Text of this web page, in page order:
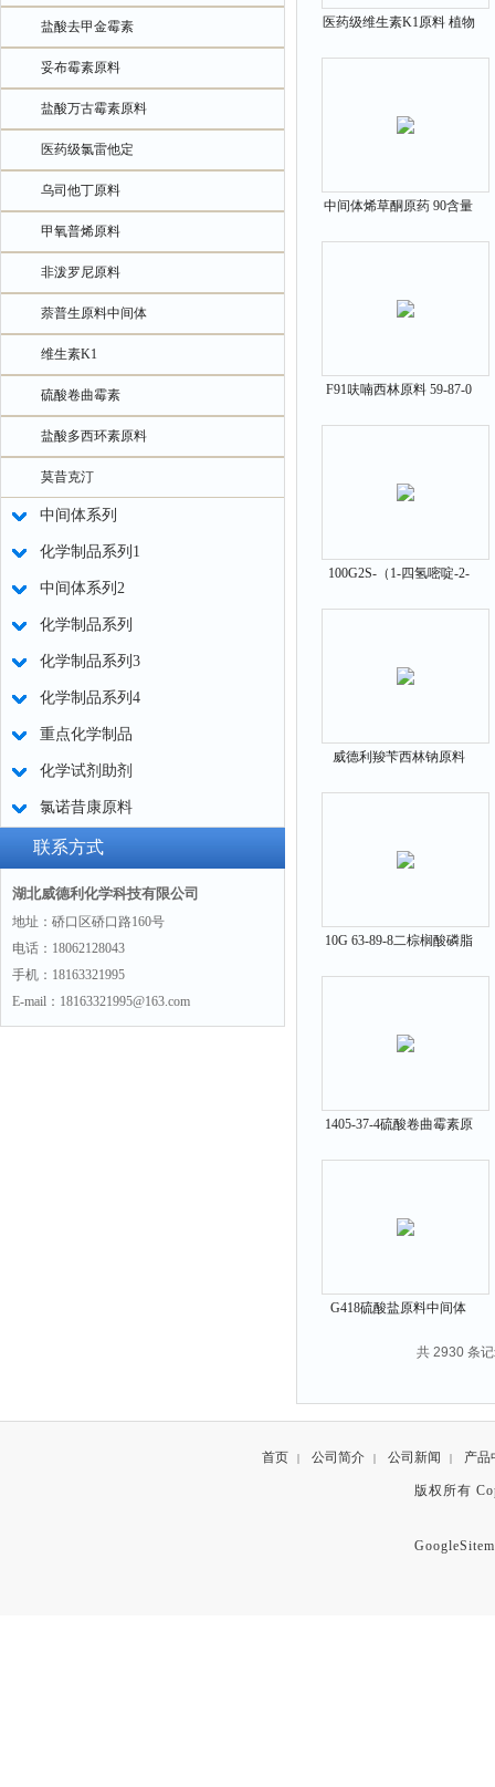
盐酸去甲金霉素
妥布霉素原料
盐酸万古霉素原料
医药级氯雷他定
乌司他丁原料
甲氧普烯原料
非泼罗尼原料
萘普生原料中间体
维生素K1
硫酸卷曲霉素
盐酸多西环素原料
莫昔克汀
中间体系列
化学制品系列1
中间体系列2
化学制品系列
化学制品系列3
化学制品系列4
重点化学制品
化学试剂助剂
氯诺昔康原料
联系方式
湖北威德利化学科技有限公司
地址：硚口区硚口路160号
电话：18062128043
手机：18163321995
E-mail：18163321995@163.com
医药级维生素K1原料 植物
中间体烯草酮原药 90含量
F91呋喃西林原料 59-87-0
100G2S-（1-四氢嘧啶-2-
威德利羧苄西林钠原料
10G 63-89-8二棕榈酸磷脂
1405-37-4硫酸卷曲霉素原
G418硫酸盐原料中间体
共 2930 条
首页 | 公司简介 | 公司新闻 | 产品
版权所有